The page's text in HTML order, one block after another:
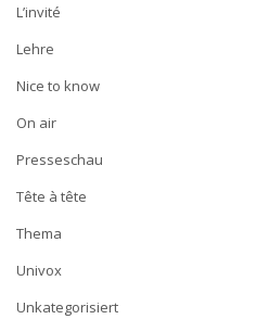
L’invité
Lehre
Nice to know
On air
Presseschau
Tête à tête
Thema
Univox
Unkategorisiert